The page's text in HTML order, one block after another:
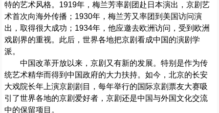
特的艺术风格。1919年，梅兰芳率剧团赴日本演出，京剧艺
术首次向海外传播；1930年，梅兰芳又率团到美国访问演
出，取得很大成功；1934年，他应邀去欧洲访问，受到欧洲
戏剧界的重视。此后，世界各地把京剧看成中国的演剧学
派。
中国改革开放以来，京剧又有新的发展。特别是作为传
统艺术精华而得到中国政府的大力扶持。如今，北京的长安
大戏院长年上演京剧剧目，每年举行的国际京剧票友大赛吸
引了世界各地的京剧爱好者，京剧还是中国与外国文化交流
中的保留项目。